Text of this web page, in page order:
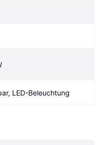
LED-Beleuchtung